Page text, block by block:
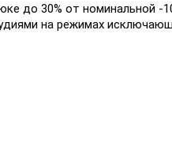
до 30% от номинальной -
на режимах